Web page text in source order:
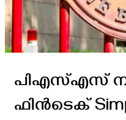
പിഎസ്എസ്
ഫിൻടെക്